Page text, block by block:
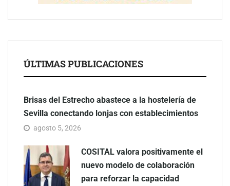
ÚLTIMAS PUBLICACIONES
Brisas del Estrecho abastece a la hostelería de
Sevilla conectando lonjas con establecimientos
agosto 5, 2026
COSITAL valora positivamente el
nuevo modelo de colaboración
para reforzar la capacidad